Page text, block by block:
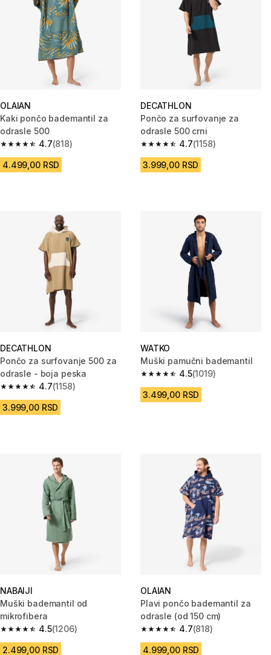
OLAIAN
Kaki pončo bademantil za
odrasle 500
4.7
4.7 od 5 zvezdica from 818 Recenzije
(818)
4.499,00 RSD
DECATHLON
Pončo za surfovanje za
odrasle 500 crni
4.7
4.7 od 5 zvezdica from 1158
(1158)
3.999,00 RSD
DECATHLON
Pončo za surfovanje 500 za
odrasle - boja peska
4.7
4.7 od 5 zvezdica from 1158 Recenzije
(1158)
3.999,00 RSD
WATKO
Muški pamučni bademantil
4.5
4.5 od 5 zvezdica from 1019
(1019)
3.499,00 RSD
NABAIJI
Muški bademantil od
mikrofibera
4.5
4.5 od 5 zvezdica from 1206 Recenzije
(1206)
2.499,00 RSD
OLAIAN
Plavi pončo bademantil za
odrasle (od 150 cm)
4.7
4.7 od 5 zvezdica from 818
(818)
4.999,00 RSD